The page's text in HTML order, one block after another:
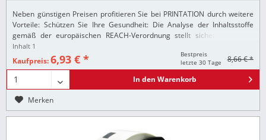
Neben günstigen Preisen profitieren Sie bei PRINTATION durch weitere
Vorteile: Schützen Sie Ihre Gesundheit: Die Analyse der Inhaltsstoffe
gemäß der europäischen REACH-Verordnung stellt sicher, dass alle
Printation-Produkte nur...
Inhalt 1
Kaufpreis:6,93 € * 8,66 € *
Bestpreis
letzte 30 Tage
In den Warenkorb
Merken